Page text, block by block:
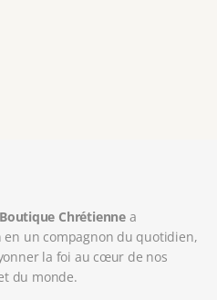
Boutique Chrétiennea
un compagnon du quotidien,
la foi au cœur de nos
du monde.